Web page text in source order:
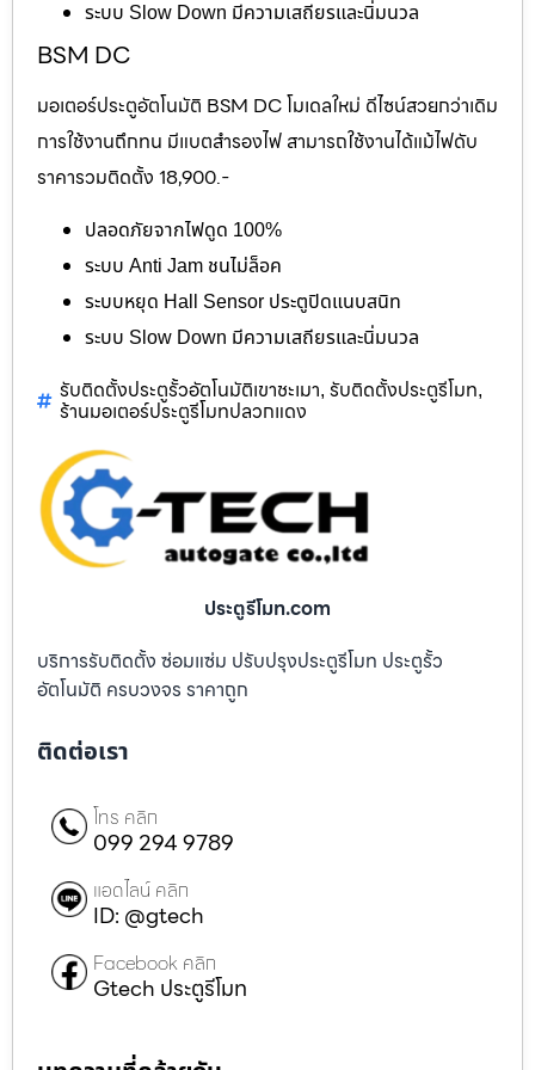
ระบบ Slow Down มีความเสถียรและนิ่มนวล
BSM DC
มอเตอร์ประตูอัตโนมัติ BSM DC โมเดลใหม่ ดีไซน์สวยกว่าเดิม
การใช้งานถึกทน มีแบตสำรองไฟ สามารถใช้งานได้แม้ไฟดับ
ราคารวมติดตั้ง 18,900.-
ปลอดภัยจากไฟดูด 100%
ระบบ Anti Jam ชนไม่ล็อค
ระบบหยุด Hall Sensor ประตูปิดแนบสนิท
ระบบ Slow Down มีความเสถียรและนิ่มนวล
รับติดตั้งประตูรั้วอัตโนมัติเขาชะเมา, รับติดตั้งประตูรีโมท,
ร้านมอเตอร์ประตูรีโมทปลวกแดง
ประตูรีโมท.com
บริการรับติดตั้ง ซ่อมแซ่ม ปรับปรุงประตูรีโมท ประตูรั้ว
อัตโนมัติ ครบวงจร ราคาถูก
ติดต่อเรา
โทร คลิก
099 294 9789
แอดไลน์ คลิก
ID: @gtech
Facebook คลิก
Gtech ประตูรีโมท